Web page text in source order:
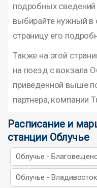
подробных
выбирайте нужный в
страницу его
Также на этой
на поезд с вокзала
приведенной выше
партнера, компании
Расписание и
станции Облучье
Облучье -
Облучье - Владивосток